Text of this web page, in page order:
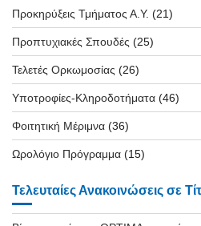
Προκηρύξεις Τμήματος Α.Υ. (21)
Προπτυχιακές Σπουδές (25)
Τελετές Ορκωμοσίας (26)
Υποτροφίες-Κληροδοτήματα (46)
Φοιτητική Μέριμνα (36)
Ωρολόγιο Πρόγραμμα (15)
Τελευταίες Ανακοινώσεις σε